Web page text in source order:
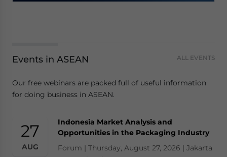
Events in ASEAN ALL EVENTS
Our free webinars are packed full of useful information
for doing business in ASEAN.
27
AUG
Indonesia Market Analysis and
Opportunities in the Packaging Industry
Forum | Thursday, August 27, 2026 | Jakarta